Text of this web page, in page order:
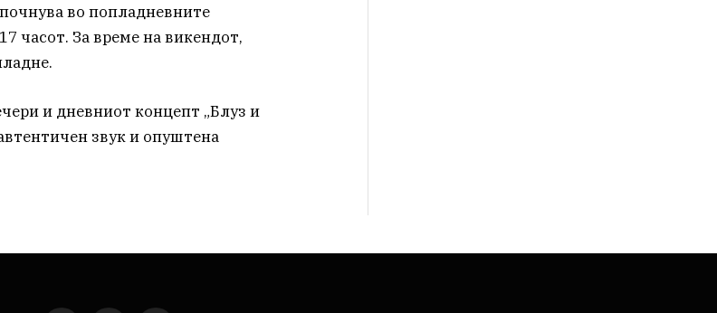
во попладневните
часот. За време на викендот,
и дневниот концепт „Блуз и
звук и опуштена